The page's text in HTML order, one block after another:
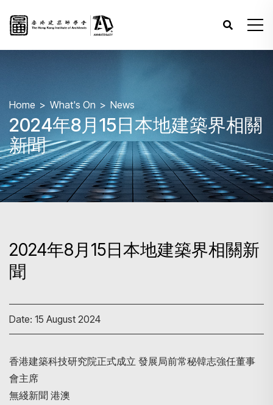
Home What's On News
2024年8月15日本地建築界相關
新聞
2024年8月15日本地建築界相關新
聞
Date: 15 August 2024
香港建築科技研究院正式成立 發展局前常秘韓志強任董事
會主席
無綫新聞 港澳